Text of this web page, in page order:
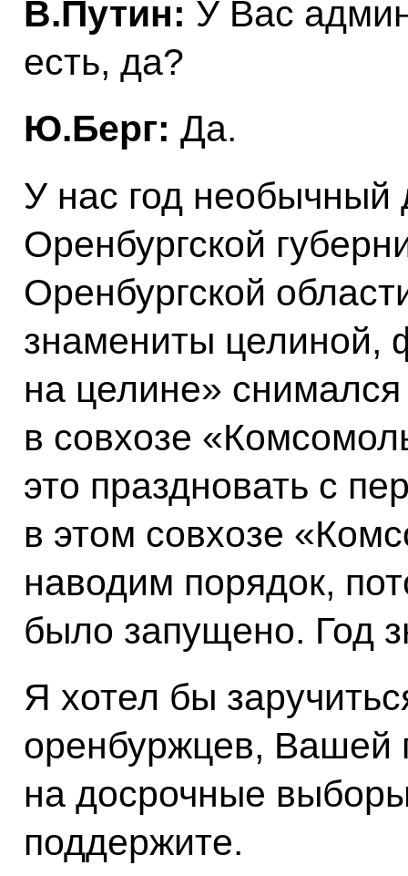
В.Путин: У Вас
есть, да?
Ю.Берг: Да.
У нас год необычный
Оренбургской
Оренбургской
знамениты целиной,
на целине»
в совхозе
это праздновать с
в этом совхозе
наводим порядок,
было запущено. Год
Я хотел бы
оренбуржцев, Вашей
на досрочные
поддержите.